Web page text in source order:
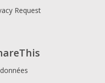
Request